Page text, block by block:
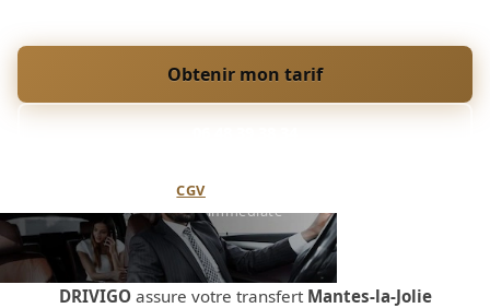
Obtenir mon tarif
Annulation flexible (CGV) · Paiement sécurisé · Confirmation
immédiate
DRIVIGOassure votre transfert Mantes-la-Jolie